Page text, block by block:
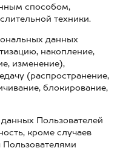
способом,
техники.
данных
накопление,
изменение),
(распространение,
блокирование,
Пользователей
кроме случаев
Пользователями